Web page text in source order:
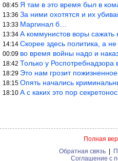
08:45 Я там в это время был в
13:36 За ними охотятся и их
13:33 Маргинал б…
13:34 А коммунистов воры сажать
14:14 Скорее здесь политика, а не
00:09 во время войны надо и
18:42 Только у Роспотребнадзора
18:29 Это нам грозит пожизненное,
18:15 Опять начались
18:10 А с каких это пор
Полная
Обратная связь
Соглашение с